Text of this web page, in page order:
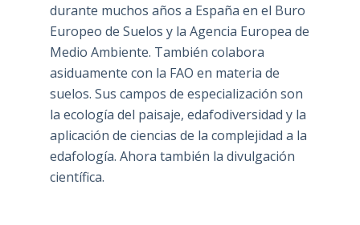
durante muchos años a España en el Buro
Europeo de Suelos y la Agencia Europea de
Medio Ambiente. También colabora
asiduamente con la FAO en materia de
suelos. Sus campos de especialización son
la ecología del paisaje, edafodiversidad y la
aplicación de ciencias de la complejidad a la
edafología. Ahora también la divulgación
científica.